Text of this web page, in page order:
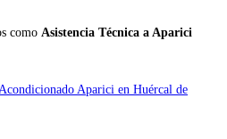
como Asistencia Técnica a Aparici
Aparici en Huércal de